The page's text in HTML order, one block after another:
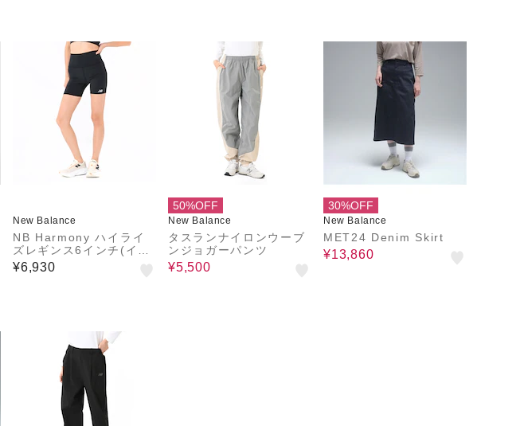
New Balance
NB Harmony ハイライ
ズレギンス6インチ(イン
ナー無し)
¥6,930
50%OFF
New Balance
タスランナイロンウーブ
ンジョガーパンツ
¥5,500
30%OFF
New Balance
MET24 Denim Skirt
¥13,860